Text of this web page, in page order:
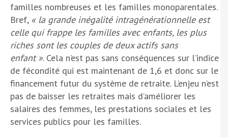
familles nombreuses et les familles monoparentales.
Bref, « la grande inégalité intragénérationnelle est
celle qui frappe les familles avec enfants, les plus
riches sont les couples de deux actifs sans
enfant ». Cela n’est pas sans conséquences sur l’indice
de fécondité qui est maintenant de 1,6 et donc sur le
financement futur du système de retraite. L’enjeu n’est
pas de baisser les retraites mais d’améliorer les
salaires des femmes, les prestations sociales et les
services publics pour les familles.